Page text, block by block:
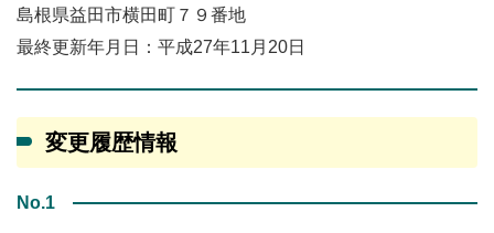
島根県益田市横田町７９番地
最終更新年月日：平成27年11月20日
変更履歴情報
No.1